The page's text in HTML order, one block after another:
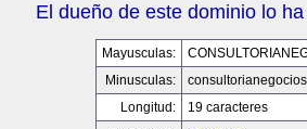
El dueño de este dominio lo
Mayusculas:
Minusculas:
Longitud:
19 caracteres